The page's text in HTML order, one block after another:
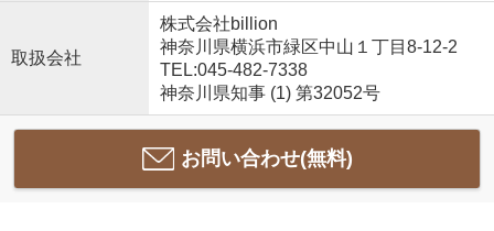
取扱会社
株式会社billion
神奈川県横浜市緑区中山１丁目8-12-2
TEL:045-482-7338
神奈川県知事 (1) 第32052号
お問い合わせ(無料)